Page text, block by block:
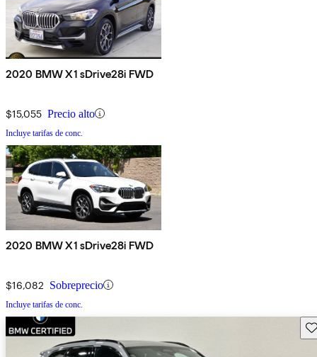
2020 BMW X1 sDrive28i FWD
$15,055 Precio alto
Incluye tarifas de conc.
2020 BMW X1 sDrive28i FWD
$16,082 Sobreprecio
Incluye tarifas de conc.